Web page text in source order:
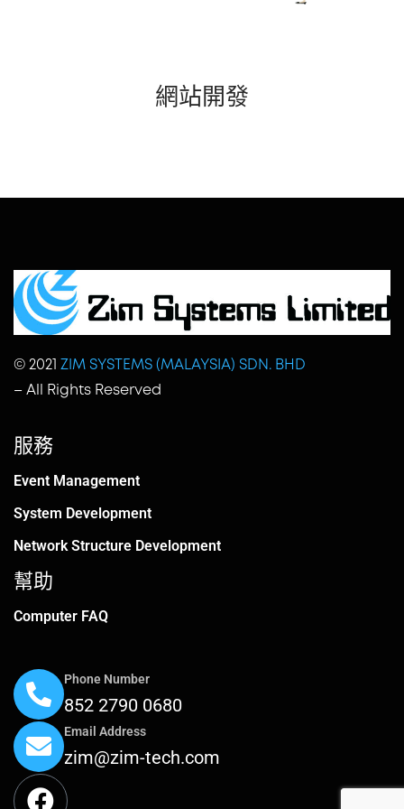
網站開發
© 2021 ZIM SYSTEMS (MALAYSIA) SDN. BHD
– All Rights Reserved
服務
Event Management
System Development
Network Structure Development
幫助
Computer FAQ
Phone Number
852 2790 0680
Email Address
zim@zim-tech.com